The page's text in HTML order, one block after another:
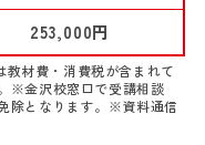
253,000円
材費・消費税が含まれて
※金沢校窓口で受講相談
除となります。※資料通信